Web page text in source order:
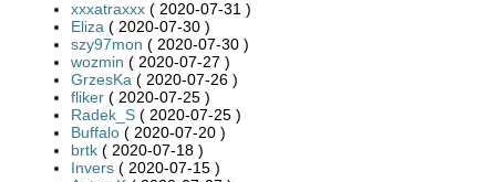
xxxatraxxx ( 2020-07-31 )
Eliza ( 2020-07-30 )
szy97mon ( 2020-07-30 )
wozmin ( 2020-07-27 )
GrzesKa ( 2020-07-26 )
fliker ( 2020-07-25 )
Radek_S ( 2020-07-25 )
Buffalo ( 2020-07-20 )
brtk ( 2020-07-18 )
Invers ( 2020-07-15 )